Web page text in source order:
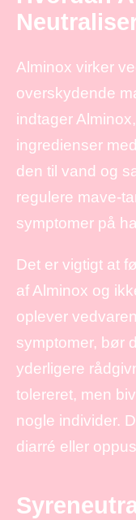
Alminox virker
overskydende
indtager
ingredienser
den til vand og
regulere mave-
symptomer på
Det er vigtigt at
af Alminox og
oplever
symptomer, bør
yderligere
tolereret, men
nogle individer.
diarré eller